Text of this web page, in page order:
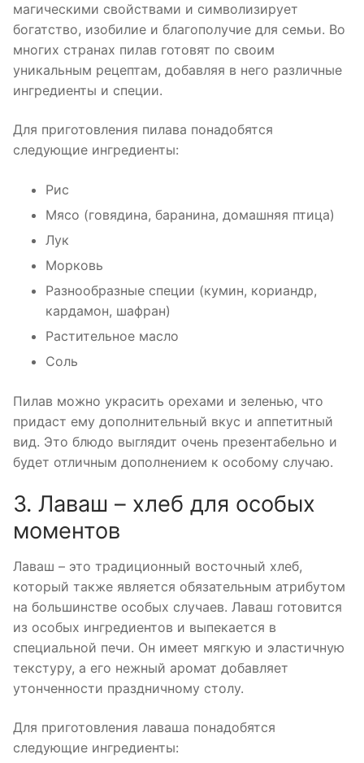
магическими свойствами и символизирует
богатство, изобилие и благополучие для семьи. Во
многих странах пилав готовят по своим
уникальным рецептам, добавляя в него различные
ингредиенты и специи.
Для приготовления пилава понадобятся
следующие ингредиенты:
Рис
Мясо (говядина, баранина, домашняя птица)
Лук
Морковь
Разнообразные специи (кумин, кориандр,
кардамон, шафран)
Растительное масло
Соль
Пилав можно украсить орехами и зеленью, что
придаст ему дополнительный вкус и аппетитный
вид. Это блюдо выглядит очень презентабельно и
будет отличным дополнением к особому случаю.
3. Лаваш – хлеб для особых
моментов
Лаваш – это традиционный восточный хлеб,
который также является обязательным атрибутом
на большинстве особых случаев. Лаваш готовится
из особых ингредиентов и выпекается в
специальной печи. Он имеет мягкую и эластичную
текстуру, а его нежный аромат добавляет
утонченности праздничному столу.
Для приготовления лаваша понадобятся
следующие ингредиенты: